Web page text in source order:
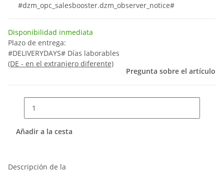
#dzm_opc_salesbooster.dzm_observer_notice#
Disponibilidad inmediata
Plazo de entrega:
#DELIVERYDAYS# Días laborables
(DE - en el extranjero diferente)
Pregunta sobre el artículo
Añadir a la cesta
Descripción de la